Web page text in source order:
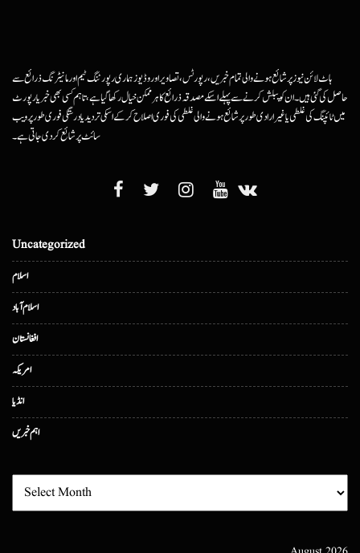
ہاٹ لائن نیوز پر شائع ہونے والی تمام خبریں، رپورٹس، تصاویر اور وڈیوز ہماری رپورٹنگ ٹیم اور مانیٹرنگ ذرائع سے
حاصل کی گئی ہیں۔ ان کو پبلش کرنے سے پہلے اسکے مصدقہ ذرائع کا ہرممکن خیال رکھا گیا ہے، تاہم کسی بھی خبر یا رپورٹ
میں ٹائپنگ کی غلطی یا غیرارادی طور پر شائع ہونے والی غلطی کی فوری اصلاح کرکے اسکی تردید یا درستگی فوری طور پر ویب
سائٹ پر شائع کردی جاتی ہے۔
Uncategorized
اسلام
اسلام آباد
افغانستان
امریکہ
انڈیا
اہم خبریں